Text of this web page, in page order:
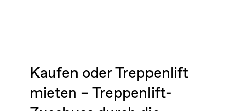
Kaufen oder Treppenlift
mieten – Treppenlift-